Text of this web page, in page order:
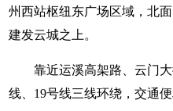
州西站枢纽东广场区域，北
建发云城之上。
靠近运溪高架路、云门
线、19号线三线环绕，交通便